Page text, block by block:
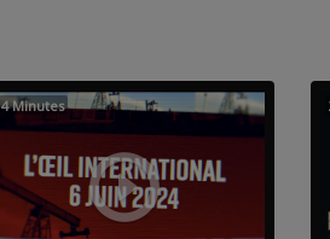
4 Minutes